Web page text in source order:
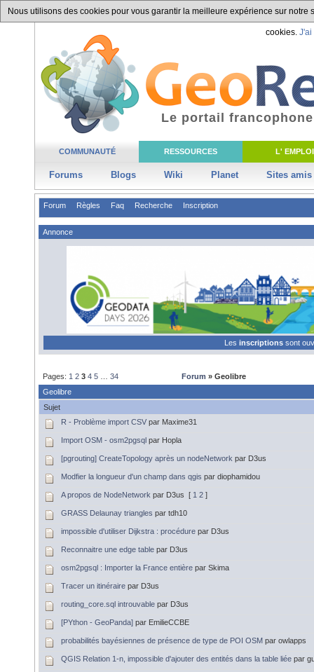
Nous utilisons des cookies pour vous garantir la meilleure expérience sur
cookies. J'ai
COMMUNAUTÉ RESSOURCES L' EMPLOI
Forums Blogs Wiki Planet Sites amis
Le portail
Forum Règles Faq Recherche Inscription
Annonce
Les inscriptions sont
Pages: 1 2 3 4 5 34 Forum » Geolibre
Geolibre
Sujet
R - Problème import CSV par Maxime31
Import OSM - osm2pgsql par Hopla
[pgrouting] CreateTopology après un nodeNetwork par D3us
Modfier la longueur d'un champ dans qgis par diophamidou
A propos de NodeNetwork par D3us [ 1 2 ]
GRASS Delaunay triangles par tdh10
impossible d'utiliser Dijkstra : procédure par D3us
Reconnaitre une edge table par D3us
osm2pgsql : Importer la France entière par Skima
Tracer un itinéraire par D3us
routing_core.sql introuvable par D3us
[PYthon - GeoPanda] par EmilieCCBE
probabilités bayésiennes de présence de type de POI OSM par owlapps
QGIS Relation 1-n, impossible d'ajouter des entités dans la table liée par